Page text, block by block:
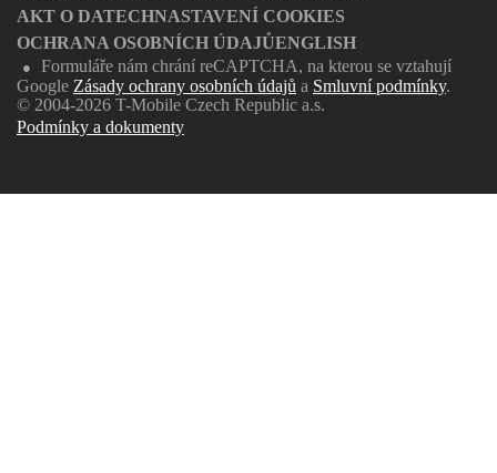
AKT O DATECHNASTAVENÍ COOKIES
OCHRANA OSOBNÍCH ÚDAJŮENGLISH
●
Formuláře nám chrání reCAPTCHA, na kterou se vztahují
Google Zásady ochrany osobních údajů a Smluvní podmínky.
© 2004-2026 T-Mobile Czech Republic a.s.
Podmínky a dokumenty